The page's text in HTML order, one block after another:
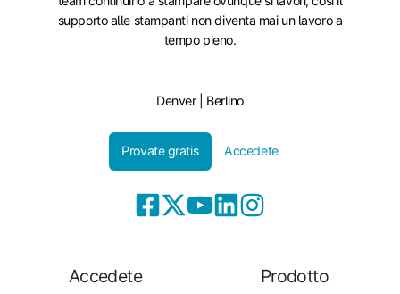
supporto alle stampanti non diventa mai un lavoro a
tempo pieno.
Denver | Berlino
Provate gratis Accedete
Accedete Prodotto